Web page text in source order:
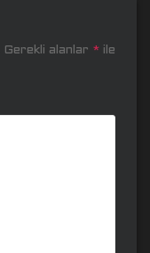
Gerekli alanlar * ile